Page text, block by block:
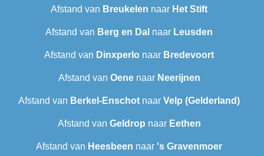
Afstand van Breukelen naar Het Stift
Afstand van Berg en Dal naar Leusden
Afstand van Dinxperlo naar Bredevoort
Afstand van Oenenaar Neerijnen
Afstand van Berkel-Enschot naar Velp (Gelderland)
Afstand van Geldrop naar Eethen
Afstand van Heesbeen naar 's Gravenmoer